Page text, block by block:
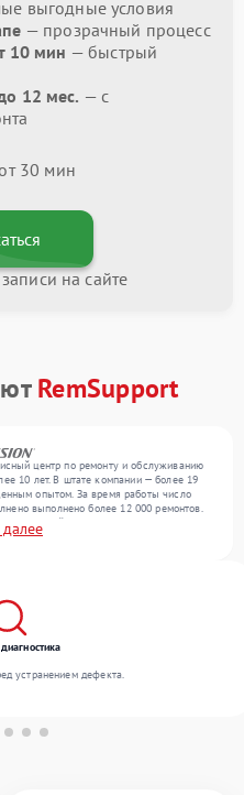
выгодные условия
— прозрачный процесс
10 мин — быстрый
12 мес. — с
30 мин
на сайте
RemSupport
центр по ремонту и обслуживанию
10 лет. В штате компании — более 19
опытом. За время работы число
выполнено более 12 000 ремонтов.
300 устройств, включая , , . Мы работаем
стабильный уровень сервиса
далее
устранением дефекта.